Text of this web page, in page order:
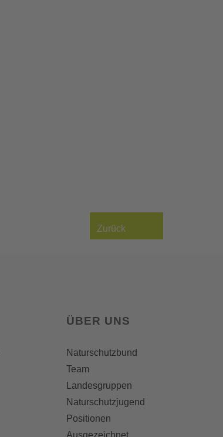
Zurück
ÜBER UNS
Naturschutzbund
Team
Landesgruppen
Naturschutzjugend
Positionen
Ausgezeichnet